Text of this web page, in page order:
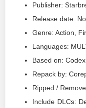
Publisher:
Release date:
Genre: Action,
Languages:
Based on: Codex
Repack by:
Ripped /
Include DLCs: